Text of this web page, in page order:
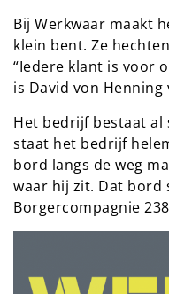
Bij Werkwaar maakt
klein bent. Ze
“Iedere klant is voor
is David von Henning
Het bedrijf bestaat al
staat het bedrijf
bord langs de weg
waar hij zit. Dat bord
Borgercompagnie